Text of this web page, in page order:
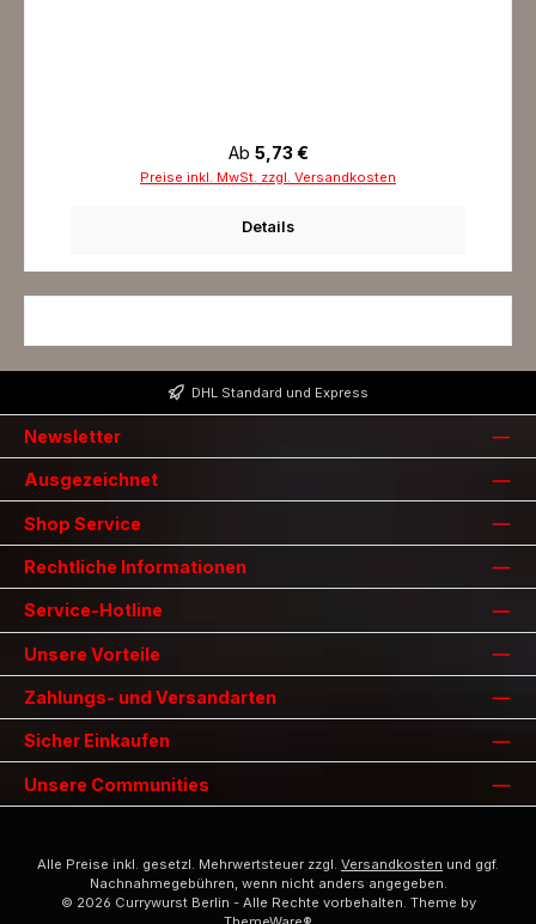
Regulärer Preis:
Ab 5,73 €
Preise inkl. MwSt. zzgl. Versandkosten
Details
DHL Standard und Express
Newsletter
Ausgezeichnet
Shop Service
Rechtliche Informationen
Service-Hotline
Unsere Vorteile
Zahlungs- und Versandarten
Sicher Einkaufen
Unsere Communities
Alle Preise inkl. gesetzl. Mehrwertsteuer zzgl. Versandkosten und ggf.
Nachnahmegebühren, wenn nicht anders angegeben.
© 2026 Currywurst Berlin - Alle Rechte vorbehalten. Theme by